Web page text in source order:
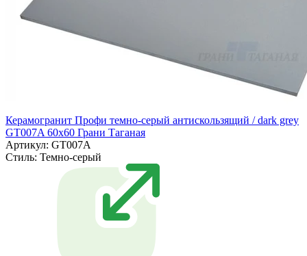
Керамогранит Профи темно-серый антискользящий / dark grey
GT007A 60х60 Грани Таганая
Артикул: GT007A
Стиль: Темно-серый